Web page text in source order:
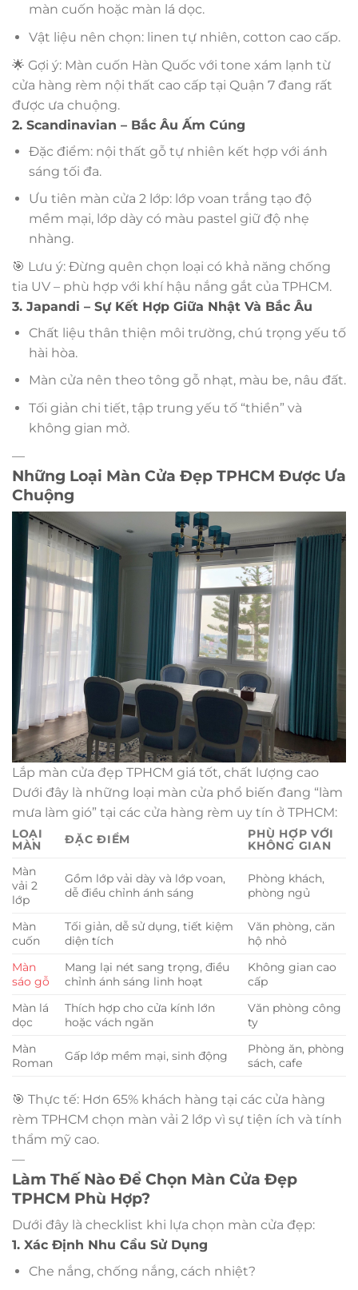
màn cuốn hoặc màn lá dọc.
Vật liệu nên chọn: linen tự nhiên, cotton cao cấp.
🌟 Gợi ý: Màn cuốn Hàn Quốc với tone xám lạnh từ
cửa hàng rèm nội thất cao cấp tại Quận 7 đang rất
được ưa chuộng.
2. Scandinavian – Bắc Âu Ấm Cúng
Đặc điểm: nội thất gỗ tự nhiên kết hợp với ánh
sáng tối đa.
Ưu tiên màn cửa 2 lớp: lớp voan trắng tạo độ
mềm mại, lớp dày có màu pastel giữ độ nhẹ
nhàng.
🎯 Lưu ý: Đừng quên chọn loại có khả năng chống
tia UV – phù hợp với khí hậu nắng gắt của TPHCM.
3. Japandi – Sự Kết Hợp Giữa Nhật Và Bắc Âu
Chất liệu thân thiện môi trường, chú trọng yếu tố
hài hòa.
Màn cửa nên theo tông gỗ nhạt, màu be, nâu đất.
Tối giản chi tiết, tập trung yếu tố “thiền” và
không gian mở.
—
Những Loại Màn Cửa Đẹp TPHCM Được Ưa
Chuộng
Lắp màn cửa đẹp TPHCM giá tốt, chất lượng cao
Dưới đây là những loại màn cửa phổ biến đang “làm
mưa làm gió” tại các cửa hàng rèm uy tín ở TPHCM:
LOẠI
MÀN
ĐẶC ĐIỂM
PHÙ HỢP VỚI
KHÔNG GIAN
Màn
vải 2
lớp
Gồm lớp vải dày và lớp voan,
dễ điều chỉnh ánh sáng
Phòng khách,
phòng ngủ
Màn
cuốn
Tối giản, dễ sử dụng, tiết kiệm
diện tích
Văn phòng, căn
hộ nhỏ
Màn
sáo gỗ
Mang lại nét sang trọng, điều
chỉnh ánh sáng linh hoạt
Không gian cao
cấp
Màn lá
dọc
Thích hợp cho cửa kính lớn
hoặc vách ngăn
Văn phòng công
ty
Màn
Roman
Gấp lớp mềm mại, sinh động
Phòng ăn, phòng
sách, cafe
🎯 Thực tế: Hơn 65% khách hàng tại các cửa hàng
rèm TPHCM chọn màn vải 2 lớp vì sự tiện ích và tính
thẩm mỹ cao.
—
Làm Thế Nào Để Chọn Màn Cửa Đẹp
TPHCM Phù Hợp?
Dưới đây là checklist khi lựa chọn màn cửa đẹp:
1. Xác Định Nhu Cầu Sử Dụng
Che nắng, chống nắng, cách nhiệt?